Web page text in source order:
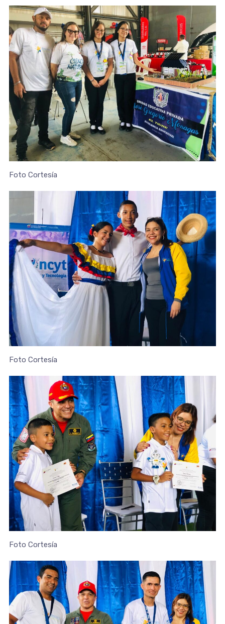
Foto Cortesía
Foto Cortesía
Foto Cortesía